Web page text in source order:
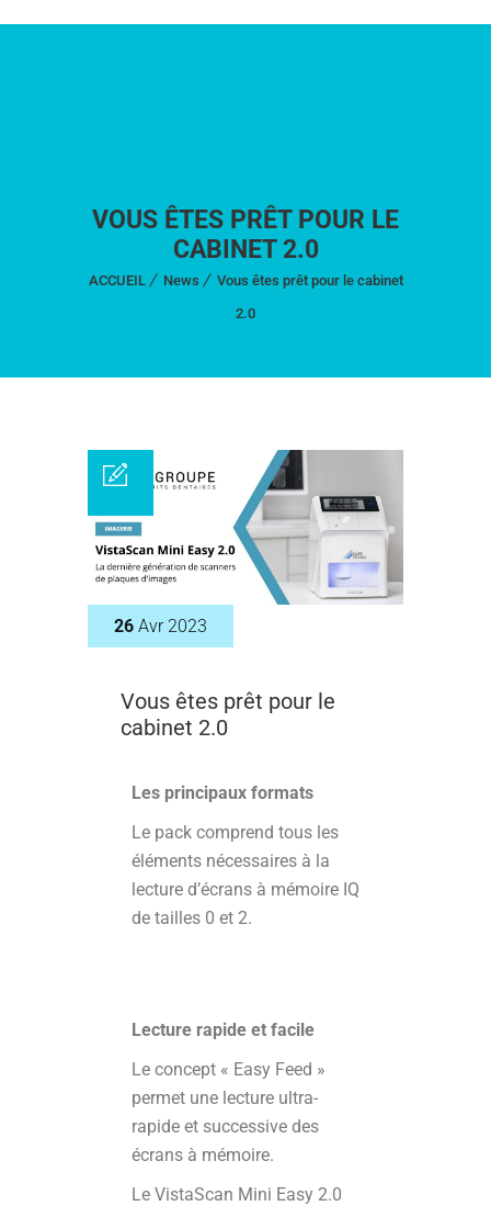
VOUS ÊTES PRÊT POUR LE
CABINET 2.0
ACCUEIL News
Vous êtes prêt pour le cabinet
2.0
26 Avr 2023
Vous êtes prêt pour le
cabinet 2.0
Les principaux formats
Le pack comprend tous les
éléments nécessaires à la
lecture d’écrans à mémoire IQ
de tailles 0 et 2.
Lecture rapide et facile
Le concept « Easy Feed »
permet une lecture ultra-
rapide et successive des
écrans à mémoire.
Le VistaScan Mini Easy 2.0